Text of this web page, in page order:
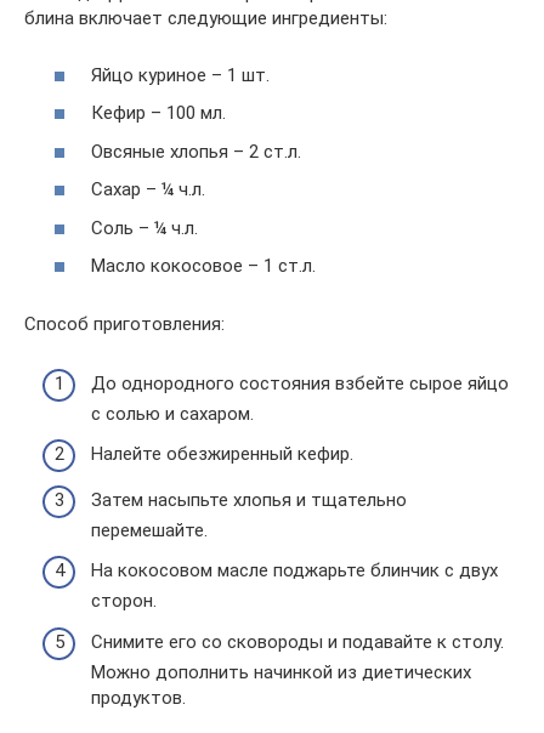
блина включает следующие ингредиенты:
Яйцо куриное – 1 шт.
Кефир – 100 мл.
Овсяные хлопья – 2 ст.л.
Сахар – ¼ ч.л.
Соль – ¼ ч.л.
Масло кокосовое – 1 ст.л.
Способ приготовления:
До однородного состояния взбейте сырое яйцо
с солью и сахаром.
Налейте обезжиренный кефир.
Затем насыпьте хлопья и тщательно
перемешайте.
На кокосовом масле поджарьте блинчик с двух
сторон.
Снимите его со сковороды и подавайте к столу.
Можно дополнить начинкой из диетических
продуктов.